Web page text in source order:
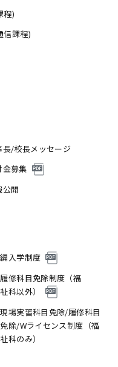
程)
信課程)
長/校長メッセージ
金募集
公開
編入学制度
履修科目免除制度（福
祉科以外）
現場実習科目免除/履修科目
免除/Wライセンス制度（福
祉科のみ）